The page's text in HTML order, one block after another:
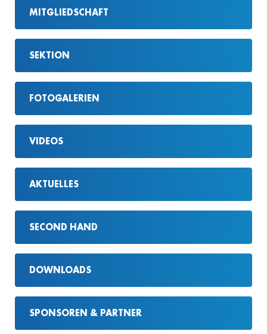
MITGLIEDSCHAFT
SEKTION
FOTOGALERIEN
VIDEOS
AKTUELLES
SECOND HAND
DOWNLOADS
SPONSOREN & PARTNER